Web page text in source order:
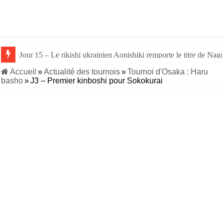
Jour 15 – Le rikishi ukrainien Aonishiki remporte le titre de
Jour 14 – Aonishiki triomphe de Takerufuji et se rapproche du
Accueil »Actualité des tournois»Tournoi d'Osaka : Haru
basho»J3 – Premier kinboshi pour Sokokurai